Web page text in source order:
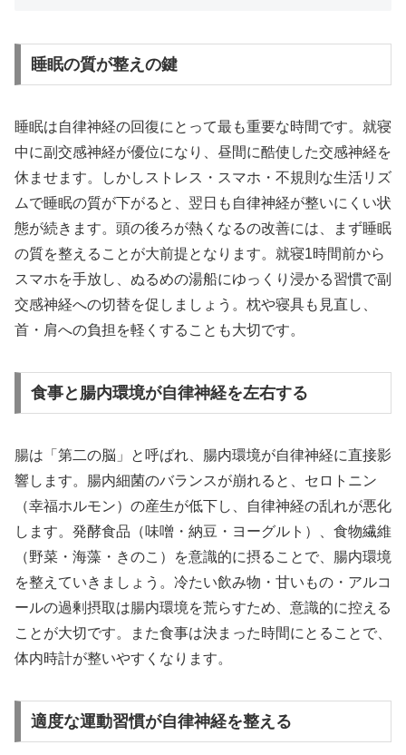
睡眠の質が整えの鍵
睡眠は自律神経の回復にとって最も重要な時間です。就寝
中に副交感神経が優位になり、昼間に酷使した交感神経を
休ませます。しかしストレス・スマホ・不規則な生活リズ
ムで睡眠の質が下がると、翌日も自律神経が整いにくい状
態が続きます。頭の後ろが熱くなるの改善には、まず睡眠
の質を整えることが大前提となります。就寝1時間前から
スマホを手放し、ぬるめの湯船にゆっくり浸かる習慣で副
交感神経への切替を促しましょう。枕や寝具も見直し、
首・肩への負担を軽くすることも大切です。
食事と腸内環境が自律神経を左右する
腸は「第二の脳」と呼ばれ、腸内環境が自律神経に直接影
響します。腸内細菌のバランスが崩れると、セロトニン
（幸福ホルモン）の産生が低下し、自律神経の乱れが悪化
します。発酵食品（味噌・納豆・ヨーグルト）、食物繊維
（野菜・海藻・きのこ）を意識的に摂ることで、腸内環境
を整えていきましょう。冷たい飲み物・甘いもの・アルコ
ールの過剰摂取は腸内環境を荒らすため、意識的に控える
ことが大切です。また食事は決まった時間にとることで、
体内時計が整いやすくなります。
適度な運動習慣が自律神経を整える